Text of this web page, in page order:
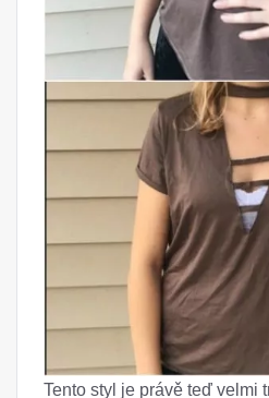
Tento styl je právě teď velmi